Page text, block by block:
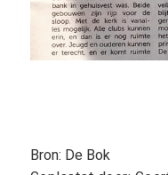
Bron: De Bok